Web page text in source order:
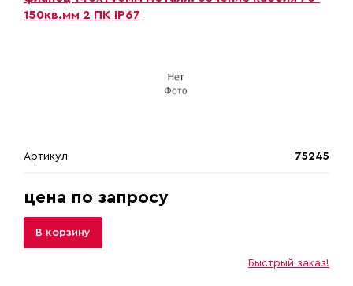
150кв.мм 2 ПК IP67
Артикул 75245
цена по запросу
В корзину
Быстрый заказ!